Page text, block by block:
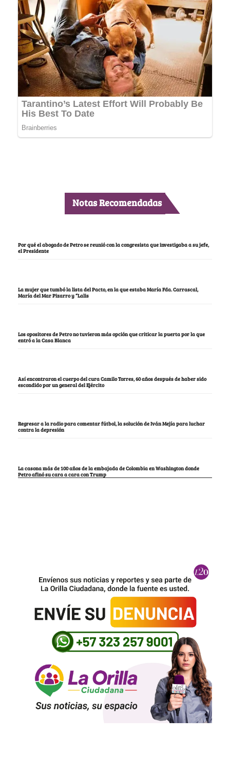
Notas Recomendadas
Por qué el abogado de Petro se reunió con la congresista que investigaba a su jefe,
el Presidente
La mujer que tumbó la lista del Pacto, en la que estaba María Fda. Carrascal,
María del Mar Pizarro y “Lalis
Los opositores de Petro no tuvieron más opción que criticar la puerta por la que
entró a la Casa Blanca
Así encontraron el cuerpo del cura Camilo Torres, 60 años después de haber sido
escondido por un general del Ejército
Regresar a la radio para comentar fútbol, la solución de Iván Mejía para luchar
contra la depresión
La casona más de 100 años de la embajada de Colombia en Washington donde
Petro afinó su cara a cara con Trump